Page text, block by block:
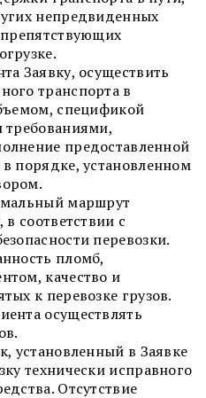
непредвиденных
препятствующих
Заявку, осуществить
транспорта в
спецификой
требованиями,
предоставленной
порядке, установленном
маршрут
в соответствии с
перевозки.
пломб,
качество и
к перевозке грузов.
осуществлять
установленный в Заявке
технически исправного
Отсутствие